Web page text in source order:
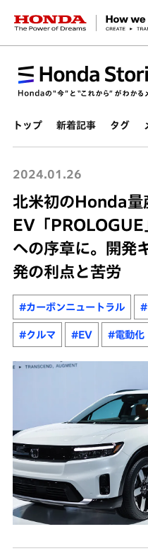
HONDA The Power of
トップ 新着記事 タグ
2024.01.26
北米初のHonda量
EV「PROLOGUE
への序章に。開発
発の利点と苦労
#カーボンニュートラル #
#クルマ #EV #電動化